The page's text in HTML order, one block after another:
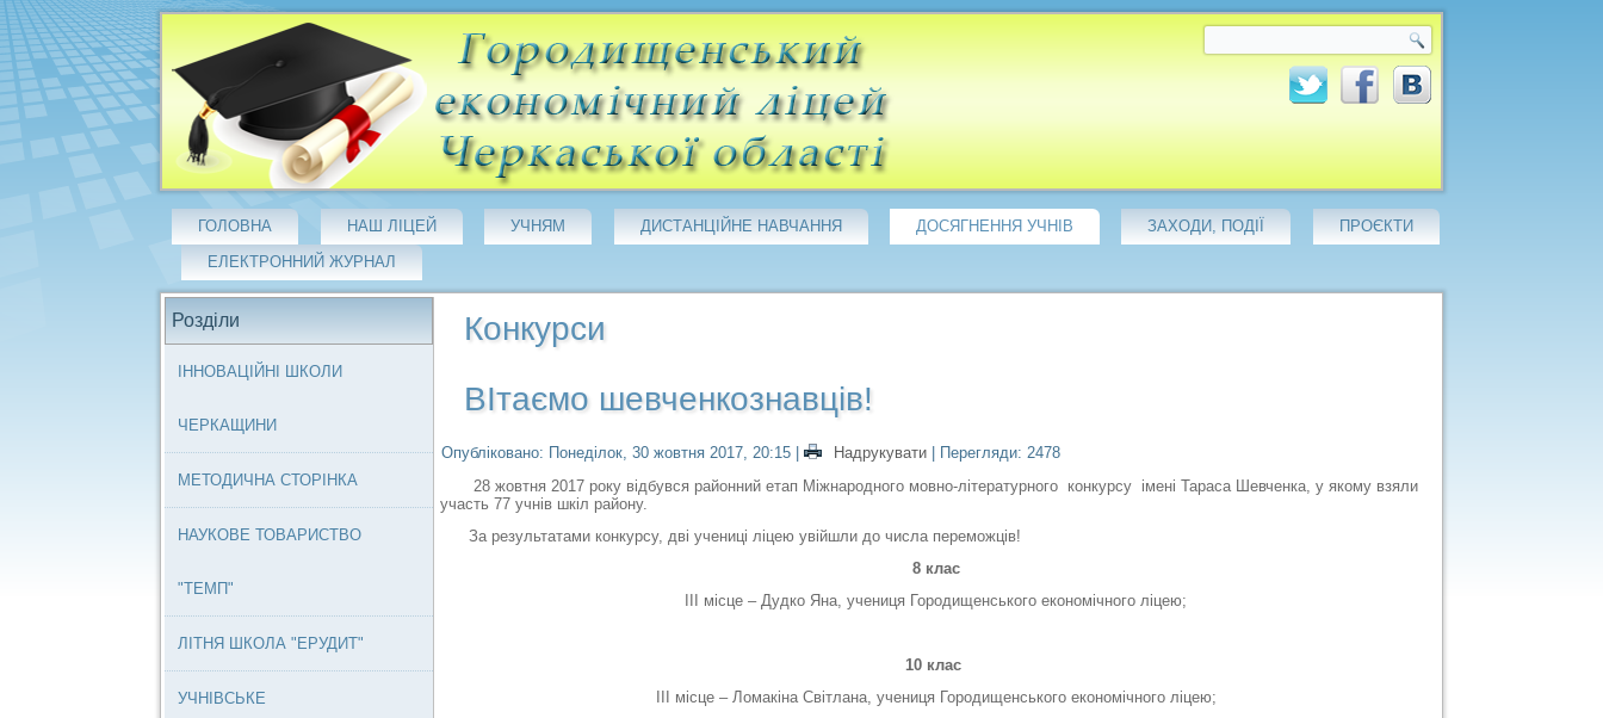
ГОЛОВНА НАШ ЛІЦЕЙ УЧНЯМ ДИСТАНЦІЙНЕ НАВЧАННЯ ДОСЯГНЕННЯ УЧНІВ ЗАХОДИ, ПОДІЇ
ПРОЄКТИ
ЕЛЕКТРОННИЙ ЖУРНАЛ
Розділи
ІННОВАЦІЙНІ ШКОЛИ
ЧЕРКАЩИНИ
МЕТОДИЧНА СТОРІНКА
НАУКОВЕ ТОВАРИСТВО
"ТЕМП"
ЛІТНЯ ШКОЛА "ЕРУДИТ"
УЧНІВСЬКЕ
Конкурси
ВІтаємо шевченкознавців!
Опубліковано: Понеділок, 30 жовтня 2017, 20:15 | Надрукувати
| Перегляди: 2478
28 жовтня 2017 року відбувся районний етап Міжнародного мовно-літературного конкурсу імені Тараса Шевченка, у якому взяли
участь 77 учнів шкіл району.
За результатами конкурсу, дві учениці ліцею увійшли до числа переможців!
8 клас
ІІІ місце – Дудко Яна, учениця Городищенського економічного ліцею;
10 клас
ІІІ місце – Ломакіна Світлана, учениця Городищенського економічного ліцею;